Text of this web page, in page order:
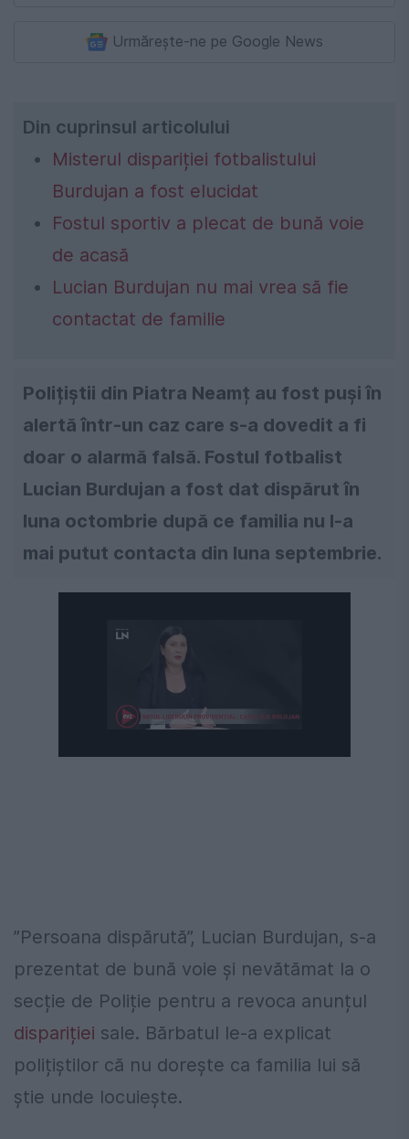
Urmărește-ne pe Google News
Din cuprinsul articolului
Misterul dispariției fotbalistului
Burdujan a fost elucidat
Fostul sportiv a plecat de bună voie
de acasă
Lucian Burdujan nu mai vrea să fie
contactat de familie
Polițiștii din Piatra Neamț au fost puși în
alertă într-un caz care s-a dovedit a fi
doar o alarmă falsă. Fostul fotbalist
Lucian Burdujan a fost dat dispărut în
luna octombrie după ce familia nu l-a
mai putut contacta din luna septembrie.
”Persoana dispărută”, Lucian Burdujan, s-a
prezentat de bună voie și nevătămat la o
secție de Poliție pentru a revoca anunțul
dispariției sale. Bărbatul le-a explicat
polițiștilor că nu dorește ca familia lui să
știe unde locuiește.